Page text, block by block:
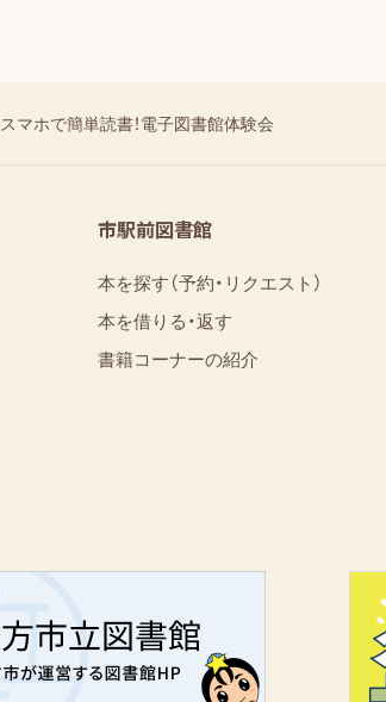
スマホで簡単読書！電子図書館体験会
市駅前図書館
本を探す（予約・リクエスト）
本を借りる・返す
書籍コーナーの紹介